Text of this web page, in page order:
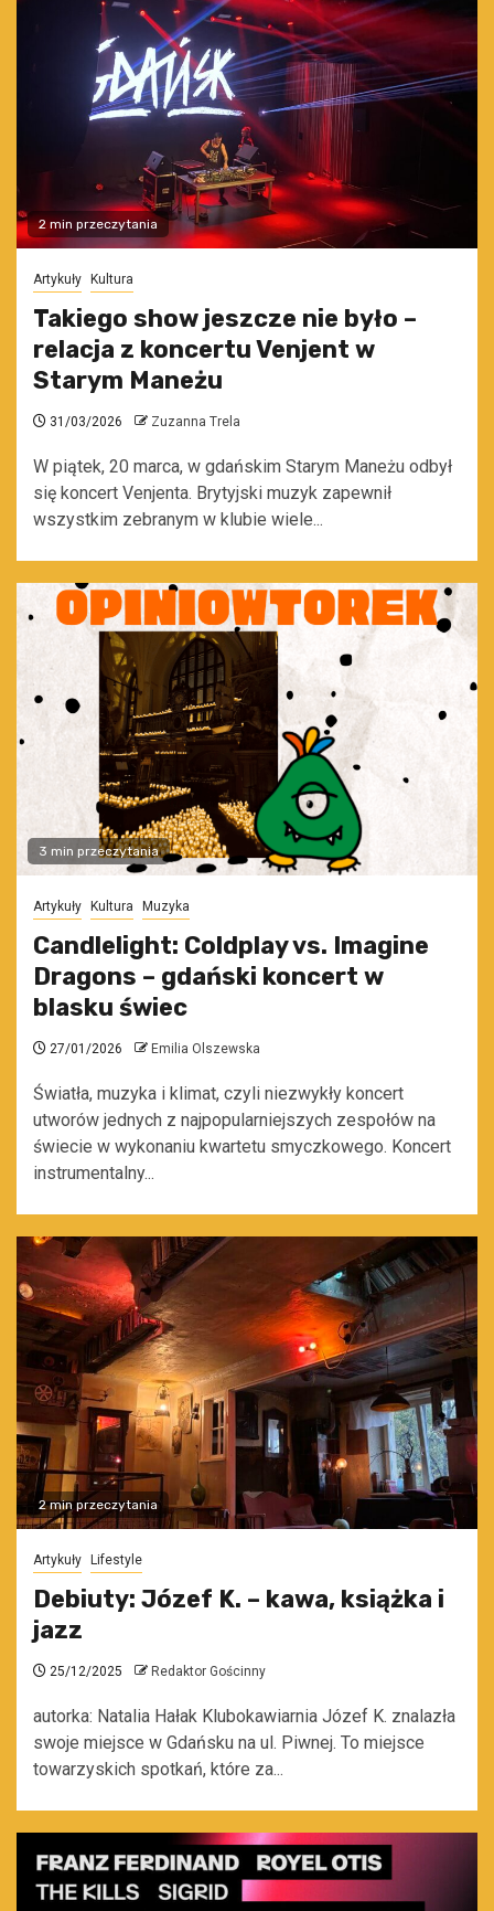
2 min przeczytania
Artykuły Kultura
Takiego show jeszcze nie było –
relacja z koncertu Venjent w
Starym Maneżu
31/03/2026 Zuzanna Trela
W piątek, 20 marca, w gdańskim Starym Maneżu odbył
się koncert Venjenta. Brytyjski muzyk zapewnił
wszystkim zebranym w klubie wiele...
3 min przeczytania
Artykuły Kultura Muzyka
Candlelight: Coldplay vs. Imagine
Dragons – gdański koncert w
blasku świec
27/01/2026 Emilia Olszewska
Światła, muzyka i klimat, czyli niezwykły koncert
utworów jednych z najpopularniejszych zespołów na
świecie w wykonaniu kwartetu smyczkowego. Koncert
instrumentalny...
2 min przeczytania
Artykuły Lifestyle
Debiuty: Józef K. – kawa, książka i
jazz
25/12/2025 Redaktor Gościnny
autorka: Natalia Hałak Klubokawiarnia Józef K. znalazła
swoje miejsce w Gdańsku na ul. Piwnej. To miejsce
towarzyskich spotkań, które za...